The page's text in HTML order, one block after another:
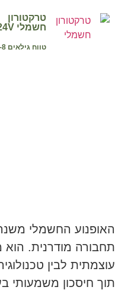
טרקטורון
חשמלי 24V
טווח גילאים 2-8
האופנוע החשמלי
תחבורה מודרנית. הוא
עוצמתית לבין
תוך חיסכון משמעותי